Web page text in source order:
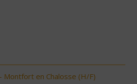
Montfort en Chalosse (H/F)